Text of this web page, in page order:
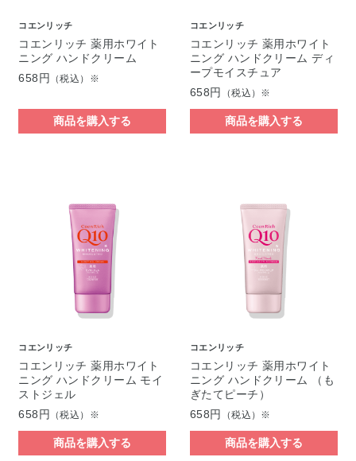
コエンリッチ
コエンリッチ 薬用ホワイト
ニング ハンドクリーム
658円
（税込）※
商品を購入する
コエンリッチ
コエンリッチ 薬用ホワイト
ニング ハンドクリーム ディ
ープモイスチュア
658円
（税込）※
商品を購入する
コエンリッチ
コエンリッチ 薬用ホワイト
ニング ハンドクリーム モイ
ストジェル
658円 （税込）※
商品を購入する
コエンリッチ
コエンリッチ 薬用ホワイト
ニング ハンドクリーム （も
ぎたてピーチ）
658円
（税込）※
商品を購入する